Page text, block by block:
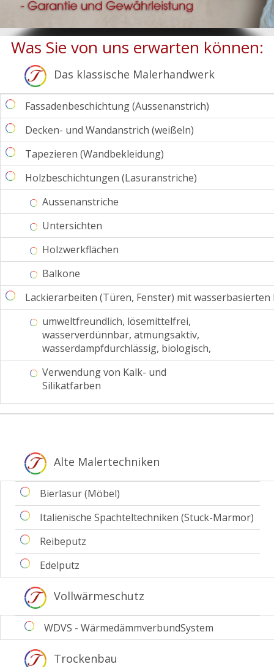
Was Sie von uns erwarten können:
Das klassische Malerhandwerk
Fassadenbeschichtung (Aussenanstrich)
Decken- und Wandanstrich (weißeln)
Tapezieren (Wandbekleidung)
Holzbeschichtungen (Lasuranstriche)
Aussenanstriche
Untersichten
Holzwerkflächen
Balkone
Lackierarbeiten (Türen, Fenster) mit wasserbasierten
umweltfreundlich, lösemittelfrei,
wasserverdünnbar, atmungsaktiv,
wasserdampfdurchlässig, biologisch,
Verwendung von Kalk- und
Silikatfarben
Alte Malertechniken
Bierlasur (Möbel)
Italienische Spachteltechniken (Stuck-Marmor)
Reibeputz
Edelputz
Vollwärmeschutz
WDVS - WärmedämmverbundSystem
Trockenbau